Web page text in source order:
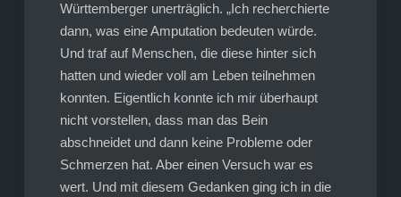
Württemberger unerträglich. „Ich recherchierte
dann, was eine Amputation bedeuten würde.
Und traf auf Menschen, die diese hinter sich
hatten und wieder voll am Leben teilnehmen
konnten. Eigentlich konnte ich mir überhaupt
nicht vorstellen, dass man das Bein
abschneidet und dann keine Probleme oder
Schmerzen hat. Aber einen Versuch war es
wert. Und mit diesem Gedanken ging ich in die